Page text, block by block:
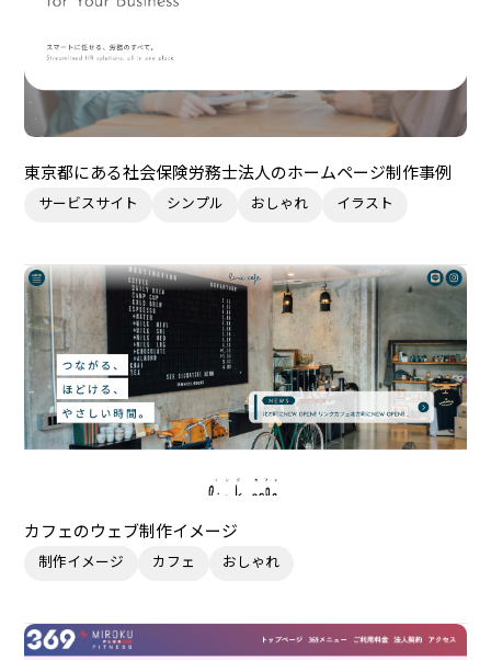
東京都にある社会保険労務士法人のホームページ制作事例
サービスサイト シンプル おしゃれ イラスト
カフェのウェブ制作イメージ
制作イメージ カフェ おしゃれ